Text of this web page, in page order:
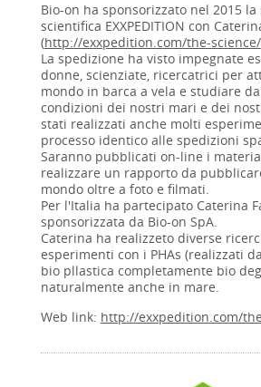
Bio-on ha sponsorizzato nel 2015
scientifica EXXPEDITION con
(http://exxpedition.com/the-science/
La spedizione ha visto impegnate
donne, scienziate, ricercatrici per
mondo in barca a vela e studiare
condizioni dei nostri mari e dei
stati realizzati anche molti
processo identico alle spedizioni
Saranno pubblicati on-line i
realizzare un rapporto da
mondo oltre a foto e filmati.
Per l'Italia ha partecipato Caterina
sponsorizzata da Bio-on SpA.
Caterina ha realizzeto diverse
esperimenti con i PHAs (realizzati
bio pllastica completamente bio
naturalmente anche in mare.
Web link: http://exxpedition.com/